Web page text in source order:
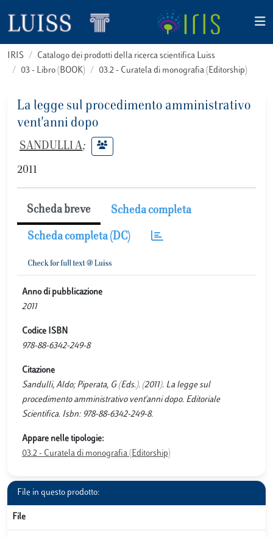
IRIS
Catalogo dei prodotti della ricerca scientifica Luiss
03 - Libro (BOOK)
03.2 - Curatela di monografia (Editorship)
La legge sul procedimento amministrativo
vent'anni dopo
SANDULLI A;
2011
Scheda breve Scheda completa
Scheda completa (DC)
Anno di pubblicazione
2011
Codice ISBN
978-88-6342-249-8
Citazione
Sandulli, Aldo; Piperata, G (Eds.). (2011). La legge sul
procedimento amministrativo vent'anni dopo. Editoriale
Scientifica. Isbn: 978-88-6342-249-8.
Appare nelle tipologie:
03.2 - Curatela di monografia (Editorship)
File in questo prodotto:
File